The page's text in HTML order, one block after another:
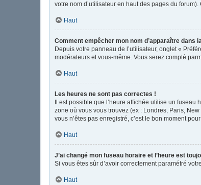
votre nom d’utilisateur en haut des pages du
Haut
Comment empêcher mon nom d’apparaître dans
Depuis votre panneau de l’utilisateur, onglet «
modérateurs et vous-même. Vous serez compté
Haut
Les heures ne sont pas correctes !
Il est possible que l’heure affichée utilise un
zone où vous vous trouvez (ex : Londres, Paris,
vous n’êtes pas enregistré, c’est le bon moment
Haut
J’ai changé mon fuseau horaire et l’heure est
Si vous êtes sûr d’avoir correctement paramétré
Haut